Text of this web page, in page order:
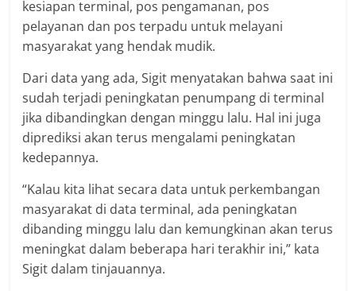
kesiapan terminal, pos pengamanan, pos
pelayanan dan pos terpadu untuk melayani
masyarakat yang hendak mudik.
Dari data yang ada, Sigit menyatakan bahwa saat ini
sudah terjadi peningkatan penumpang di terminal
jika dibandingkan dengan minggu lalu. Hal ini juga
diprediksi akan terus mengalami peningkatan
kedepannya.
“Kalau kita lihat secara data untuk perkembangan
masyarakat di data terminal, ada peningkatan
dibanding minggu lalu dan kemungkinan akan terus
meningkat dalam beberapa hari terakhir ini,” kata
Sigit dalam tinjauannya.